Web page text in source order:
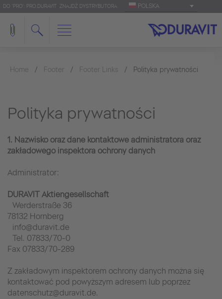
DO 'PRO': PRO.DURAVIT ZNAJDŹ DYSTRYBUTORA POLSKA
Home Footer Footer Links Polityka prywatności
Polityka prywatności
1. Nazwisko oraz dane kontaktowe administratora oraz
zakładowego inspektora ochrony danych
Administrator:
DURAVIT Aktiengesellschaft
Werderstraße 36
78132 Hornberg
info@duravit.de
Tel. 07833/70-0
Fax 07833/70-289
Z zakładowym inspektorem ochrony danych można się
kontaktować pod powyższym adresem lub poprzez
datenschutz@duravit.de.